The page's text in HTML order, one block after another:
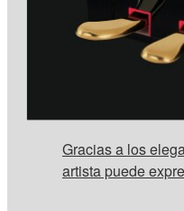
Gracias a los
artista puede